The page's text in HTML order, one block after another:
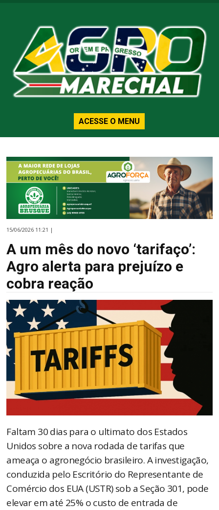
ACESSE O MENU
15/06/2026 11:21 |
A um mês do novo ‘tarifaço’:
Agro alerta para prejuízo e
cobra reação
Faltam 30 dias para o ultimato dos Estados
Unidos sobre a nova rodada de tarifas que
ameaça o agronegócio brasileiro. A investigação,
conduzida pelo Escritório do Representante de
Comércio dos EUA (USTR) sob a Seção 301, pode
elevar em até 25% o custo de entrada de